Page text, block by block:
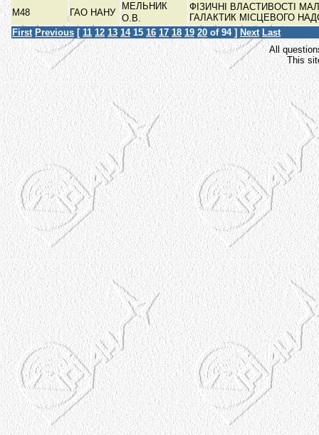
М48
ГАО НАНУ
МЕЛЬНИК
О.В.
ФІЗИЧНІ ВЛАСТИВОСТІ
ГАЛАКТИК МІСЦЕВОГО
First Previous [ 11 12 13 14 15 16 17 18 19 20 of 94 ] Next Last
All
This